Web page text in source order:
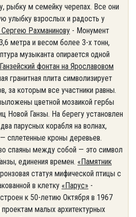
рыбку м семейку черепах. Все они
улыбку взрослых и радость у
Рахманинову - Монумент
метра и весом более 3-х тонн,
музыканта опирается одной
Ганзейский фонтан на Ярославовом
гранитная плита символизирует
за которым все участники равны.
цветной мозаикой гербы
Новой Ганзы. На берегу установлен
парусных корабля на волнах,
сплетенные кроны деревьев.
спаяны между собой — это символ
единения времен. «Памятник
статуя мифической птицы с
в клетку «Парус» -
к 50-летию Октября в 1967
малых архитектурных